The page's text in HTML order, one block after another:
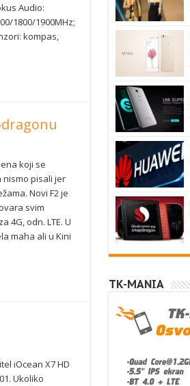
Audio:
1800/1900MHz;
kompas,
koji se
nismo pisali jer
Novi F2 je
svim
4G, odn. LTE. U
maha ali u Kini
iOcean X7 HD
Ukoliko
TK-MANIA